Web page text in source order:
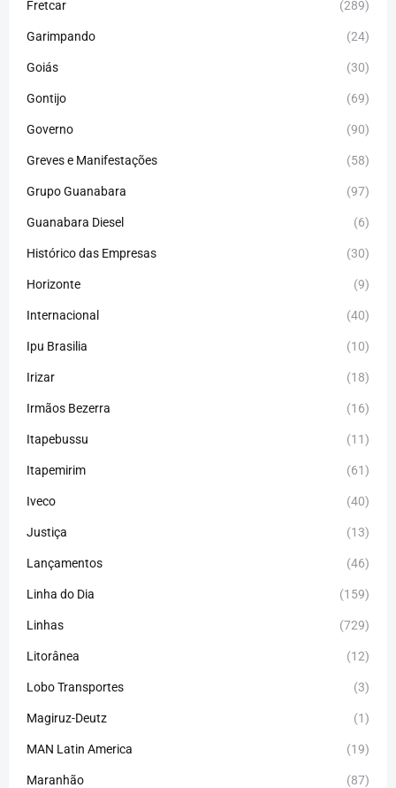
Fretcar (289)
Garimpando (24)
Goiás (30)
Gontijo (69)
Governo (90)
Greves e Manifestações (58)
Grupo Guanabara (97)
Guanabara Diesel (6)
Histórico das Empresas (30)
Horizonte (9)
Internacional (40)
Ipu Brasilia (10)
Irizar (18)
Irmãos Bezerra (16)
Itapebussu (11)
Itapemirim (61)
Iveco (40)
Justiça (13)
Lançamentos (46)
Linha do Dia (159)
Linhas (729)
Litorânea (12)
Lobo Transportes (3)
Magiruz-Deutz (1)
MAN Latin America (19)
Maranhão (87)